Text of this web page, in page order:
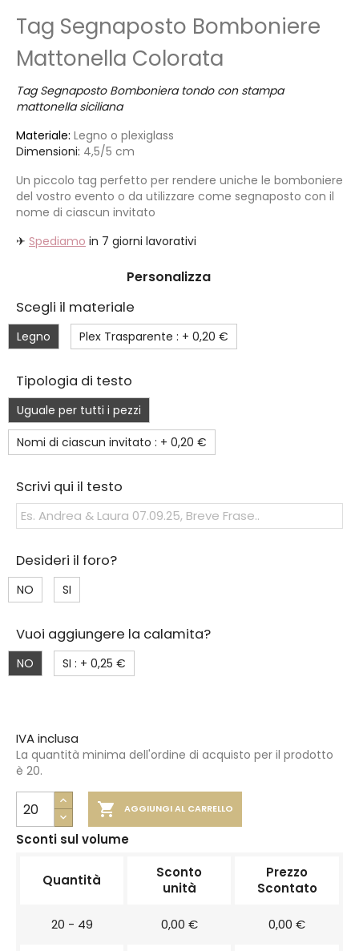
Tag Segnaposto Bomboniere
Mattonella Colorata
Tag Segnaposto Bomboniera tondo con stampa
mattonella siciliana
Materiale: Legno o plexiglass
Dimensioni: 4,5/5 cm
Un piccolo tag perfetto per rendere uniche le bomboniere
del vostro evento o da utilizzare come segnaposto con il
nome di ciascun invitato
✈ Spediamo in 7 giorni lavorativi
Personalizza
Scegli il materiale
Legno Plex Trasparente : + 0,20 €
Tipologia di testo
Uguale per tutti i pezzi
Nomi di ciascun invitato : + 0,20 €
Scrivi qui il testo
Desideri il foro?
NO SI
Vuoi aggiungere la calamita?
NO SI : + 0,25 €
 AGGIUNGI AL CARRELLO
IVA inclusa
La quantità minima dell'ordine di acquisto per il prodotto
è 20.
Sconti sul volume
Quantità
Sconto
unità
Prezzo
Scontato
20 - 49 0,00 € 0,00 €